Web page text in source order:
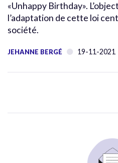
«Unhappy Birthday».
l’adaptation de cette loi
société.
JEHANNE BERGÉ 19-11-2021